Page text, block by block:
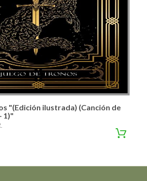
"(Edición ilustrada) (Canción de
1)"